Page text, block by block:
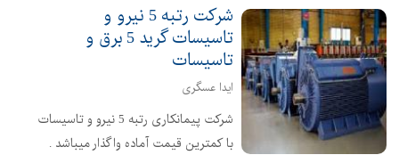
شرکت رتبه 5 نیرو و
تاسیسات گرید 5 برق و
تاسیسات
ایدا عسگری
شرکت پیمانکاری رتبه 5 نیرو و تاسیسات
با کمترین قیمت آماده واگذار میباشد .